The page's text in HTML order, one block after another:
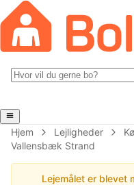
Hjem Lejligheder
Vallensbæk Strand
Lejemålet er blevet